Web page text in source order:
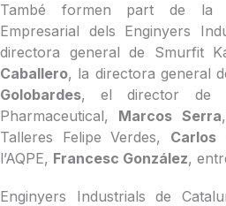
També formen part de la
Empresarial dels Enginyers
directora general de Smurfit
Caballero, la directora general
Golobardes, el director de
Pharmaceutical, Marcos Serra
Talleres Felipe Verdes, Carlos
l’AQPE, Francesc González,
Enginyers Industrials de